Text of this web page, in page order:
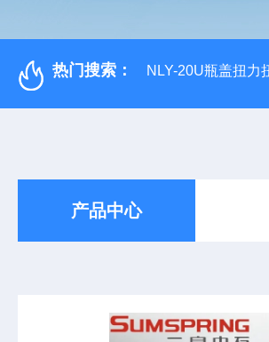
热门搜索： NLY-20U瓶盖扭力
产品中心